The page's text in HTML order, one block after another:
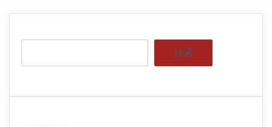
検索